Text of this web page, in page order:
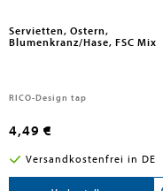
Servietten, Ostern,
Blumenkranz/Hase, FSC Mix
RICO-Design tap
4,49 €
Versandkostenfrei in DE